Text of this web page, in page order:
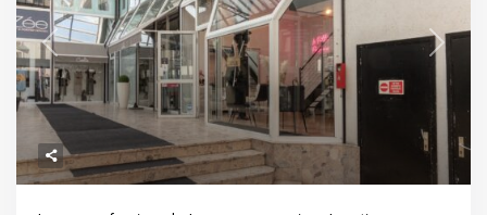
Previous Next